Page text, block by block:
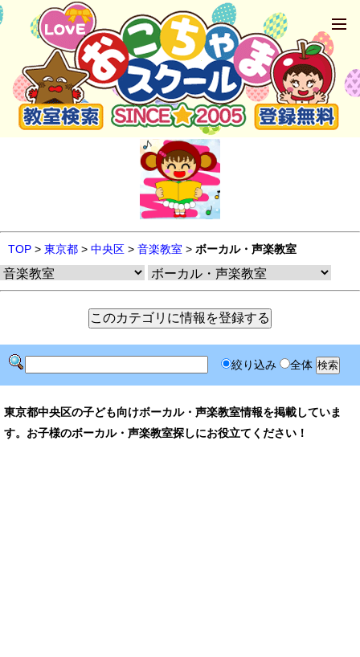
TOP > 東京都 > 中央区 > 音楽教室 > ボーカル・声楽教室
絞り込み 全体
東京都中央区の子ども向けボーカル・声楽教室情報を掲載していま
す。お子様のボーカル・声楽教室探しにお役立てください！